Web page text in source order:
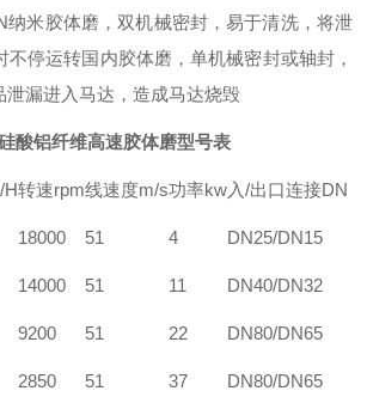
纳米胶体磨，双机械密封，易于清洗，将泄
不停运转国内胶体磨，单机械密封或轴封，
泄漏进入马达，造成马达烧毁
酸铝纤维高速胶体磨型号表
H转速rpm线速度m/s功率kw入/出口连接DN
18000 51 4 DN25/DN15
14000 51 11 DN40/DN32
9200 51 22 DN80/DN65
2850 51 37 DN80/DN65